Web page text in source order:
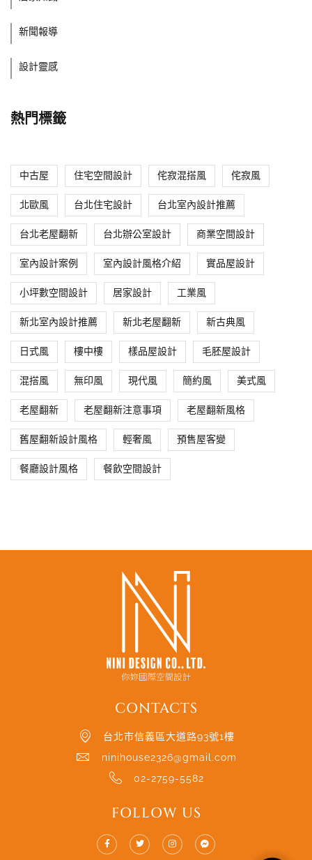
新聞報導
設計靈感
熱門標籤
中古屋 住宅空間設計 侘寂混搭風 侘寂風
北歐風 台北住宅設計 台北室內設計推薦
台北老屋翻新 台北辦公室設計 商業空間設計
室內設計案例 室內設計風格介紹 實品屋設計
小坪數空間設計 居家設計 工業風
新北室內設計推薦 新北老屋翻新 新古典風
日式風 樓中樓 樣品屋設計 毛胚屋設計
混搭風 無印風 現代風 簡約風 美式風
老屋翻新 老屋翻新注意事項 老屋翻新風格
舊屋翻新設計風格 輕奢風 預售屋客變
餐廳設計風格 餐飲空間設計
CONTACTS
台北市信義區大道路93號1樓
ninihouse2326@gmail.com
02-2759-5582
FOLLOW US